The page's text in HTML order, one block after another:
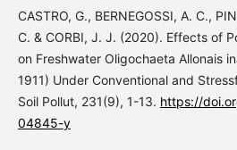
CASTRO, G., BERNEGOSSI, A. C.,
C. & CORBI, J. J. (2020). Effects of
on Freshwater Oligochaeta Allonais
1911) Under Conventional and
Soil Pollut, 231(9), 1-13. https://
04845-y